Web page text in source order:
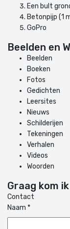
Een bult
Betonpijp (1
GoPro
Beelden en
Beelden
Boeken
Fotos
Gedichten
Leersites
Nieuws
Schilderijen
Tekeningen
Verhalen
Videos
Woorden
Graag kom
Contact
Naam *